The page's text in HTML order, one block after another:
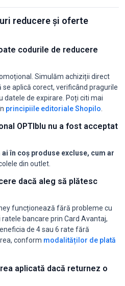
reducere și oferte
codurile de reducere
Simulăm achiziții direct
aplică corect, verificând pragurile
datele de expirare. Poți citi mai
principiile editoriale Shopilo
OPTIblu nu a fost acceptat
ai în coș produse excluse, cum ar
din outlet.
dacă aleg să plătesc
funcționează fără probleme cu
bancare prin Card Avantaj,
de 4 sau 6 rate fără
conform modalităților de plată
aplicată dacă returnez o